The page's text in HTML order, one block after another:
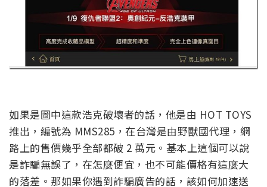
如果是圖中這款浩克破壞者的話，他是由 HOT TOYS
推出，編號為 MMS285，在台灣是由野獸國代理，網
路上的售價幾乎全部都破 2 萬元。基本上這個可以說
是詐騙無誤了，在怎麼便宜，也不可能價格有這麼大
的落差。那如果你遇到詐騙廣告的話，該如何加速送